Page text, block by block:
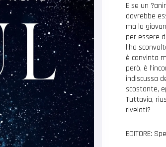
E se un
dovrebbe
ma la
per essere
l’ha
è convinta
però, è
indiscussa
scostante,
Tuttavia,
rivelati?
EDITORE: